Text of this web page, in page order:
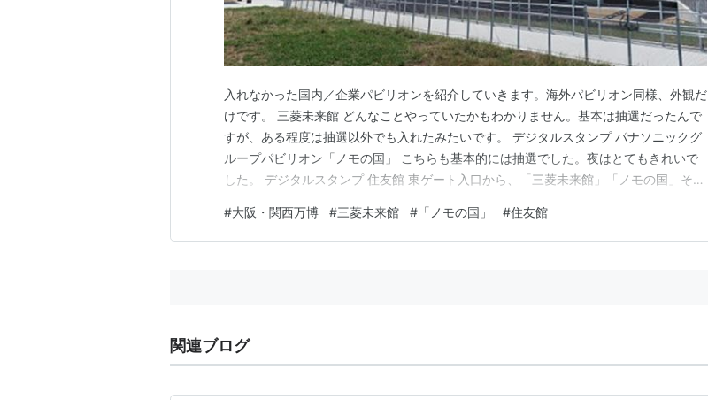
入れなかった国内／企業パビリオンを紹介していきます。海外パビリオン同様、外観だ
けです。 三菱未来館 どんなことやっていたかもわかりません。基本は抽選だったんで
すが、ある程度は抽選以外でも入れたみたいです。 デジタルスタンプ パナソニックグ
ループパビリオン「ノモの国」 こちらも基本的には抽選でした。夜はとてもきれいで
した。 デジタルスタンプ 住友館 東ゲート入口から、「三菱未来館」「ノモの国」そし
した。とにかく、国内／企業パビリオンは優先レーンがない。抽選ばかりなので、何を
やっているかわからないし、「並べばなんとかなる…
#大阪・関西万博 #三菱未来館 # 「ノモの国」 #住友館
関連ブログ